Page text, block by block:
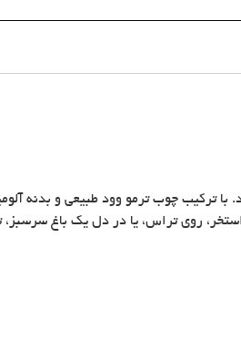
ترکیب چوب ترمو وود طبیعی و بدنه
روی تراس، یا در دل یک باغ